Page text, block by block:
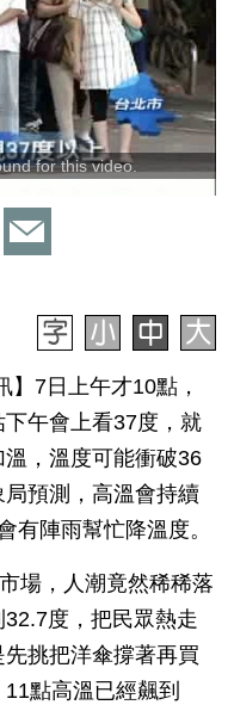
for this video.
】7日上午才10點，
午會上看37度，就
，溫度可能衝破36
預測，高溫會持續
有陣雨幫忙降溫度。
場，人潮竟然稀稀落
度，把民眾熱走
挑把洋傘撐著再買
點高溫已經飆到